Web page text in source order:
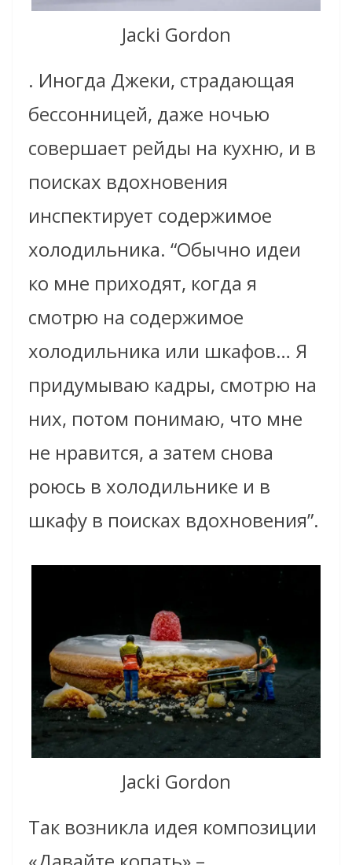
Jacki Gordon
. Иногда Джеки, страдающая
бессонницей, даже ночью
совершает рейды на кухню, и в
поисках вдохновения
инспектирует содержимое
холодильника. “Обычно идеи
ко мне приходят, когда я
смотрю на содержимое
холодильника или шкафов… Я
придумываю кадры, смотрю на
них, потом понимаю, что мне
не нравится, а затем снова
роюсь в холодильнике и в
шкафу в поисках вдохновения”.
Jacki Gordon
Так возникла идея композиции